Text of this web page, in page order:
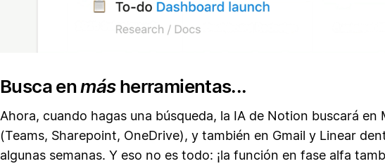
Busca enmásherramientas...
Ahora, cuando hagas una búsqueda, la IA de Notion buscará en
(Teams, Sharepoint, OneDrive), y también en Gmail y Linear
algunas semanas. Y eso no es todo: ¡la función en fase alfa